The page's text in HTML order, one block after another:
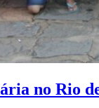
no Rio